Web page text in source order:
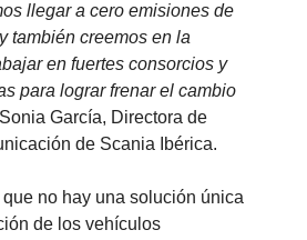
llegar a cero emisiones de
también creemos en la
en fuertes consorcios y
para lograr frenar el cambio
García, Directora de
de Scania Ibérica.
no hay una solución única
de los vehículos